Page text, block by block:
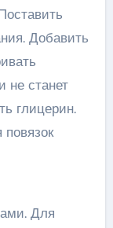
Добавить
не станет
глицерин.
Для